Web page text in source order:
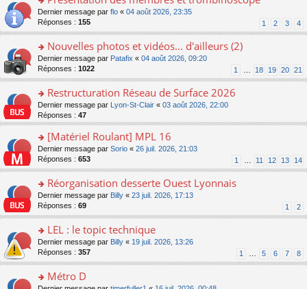
c
e
nt
n
lu
le
pl
u
s
ré
nt
g
e
n
lu
le
pl
u
s
ré
c
nt
e
s
s
a
g
e
n
o
n
lu
le
pl
u
s
ré
nt
o
n
s
ult
er
le
m
e
s
s
a
g
e
n
o
le
pl
u
s
ré
c
e
Dernier message par flo « 04 août 2026, 23:35
Réponses : 155 1 2 3 4
o
n
s
ult
er
le
m
s
s
a
g
e
n
o
le
pl
u
s
ré
c
Nouvelles photos et vidéos... d'ailleurs (2)
Dernier message par Patafix « 04 août 2026, 09:20
Réponses : 1022 1 18 19 20 21
o
n
s
ult
er
le
s
s
a
g
e
n
o
le
Restructuration Réseau de Surface 2026
Dernier message par Lyon-St-Clair « 03 août 2026, 22:00
Réponses : 47
o
n
s
ult
er
le
m
e
s
s
a
g
n
[Matériel Roulant] MPL 16
Dernier message par Sorio « 26 juil. 2026, 21:03
Réponses : 653 1 11 12 13 14
o
n
s
ult
er
le
m
e
s
Réorganisation desserte Ouest Lyonnais
Dernier message par Billy « 23 juil. 2026, 17:13
Réponses : 69 1 2
o
n
s
ult
er
LEL : le topic technique
Dernier message par Billy « 19 juil. 2026, 13:26
Réponses : 357 1 5 6 7 8
Métro D